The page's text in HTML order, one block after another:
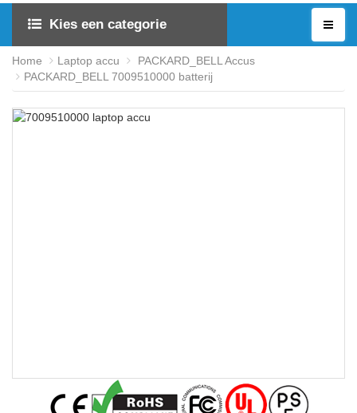
Kies een categorie
Home Laptop accu
PACKARD_BELL Accus
PACKARD_BELL 7009510000 batterij